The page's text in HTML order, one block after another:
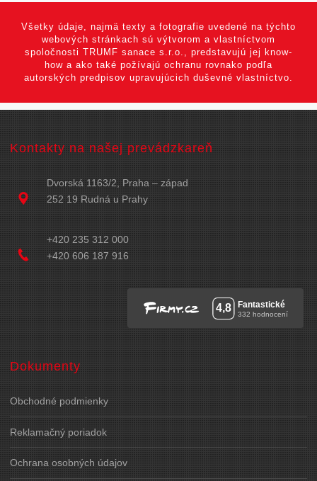
Všetky údaje, najmä texty a fotografie uvedené na týchto
webových stránkach sú výtvorom a vlastníctvom
spoločnosti TRUMF sanace s.r.o., predstavujú jej know-
how a ako také požívajú ochranu rovnako podľa
autorských predpisov upravujúcich duševné vlastníctvo.
Kontakty na našej prevádzkareň
Dvorská 1163/2, Praha – západ
252 19 Rudná u Prahy
+420 235 312 000
+420 606 187 916
Dokumenty
Obchodné podmienky
Reklamačný poriadok
Ochrana osobných údajov